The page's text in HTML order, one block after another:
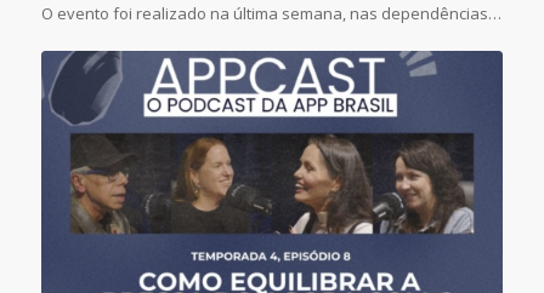
O evento foi realizado na última semana, nas dependências…